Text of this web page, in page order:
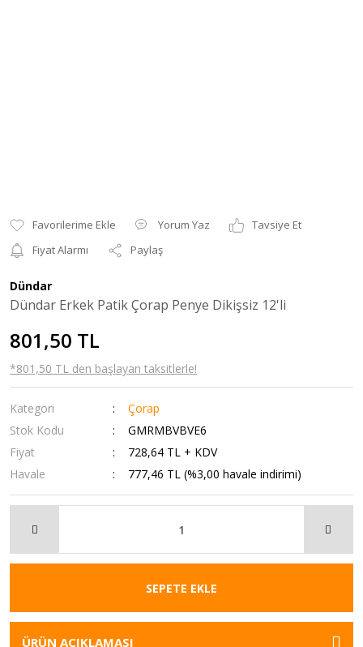
Yorum Yaz
Tavsiye Et
Fiyat Alarmı
Paylaş
Dündar
Dündar Erkek Patik Çorap Penye Dikişsiz 12'li
801,50 TL
*801,50 TL den başlayan taksitlerle!
Kategori
Çorap
Stok Kodu
GMRMBVBVE6
Fiyat
728,64 TL + KDV
Havale
777,46 TL (%3,00 havale indirimi)
SEPETE EKLE
ÜRÜN AÇIKLAMASI